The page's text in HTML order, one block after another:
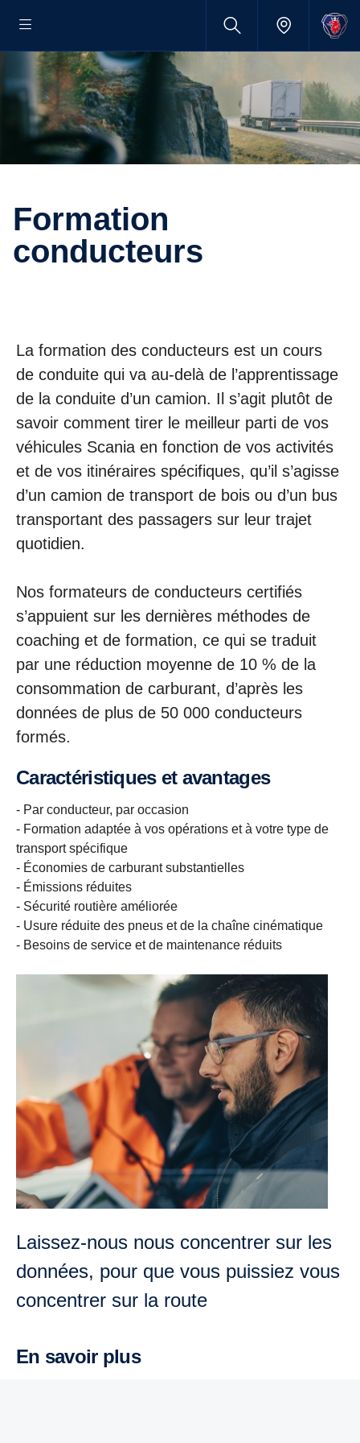
Formation
conducteurs
La formation des conducteurs est un cours
de conduite qui va au-delà de l’apprentissage
de la conduite d’un camion. Il s’agit plutôt de
savoir comment tirer le meilleur parti de vos
véhicules Scania en fonction de vos activités
et de vos itinéraires spécifiques, qu’il s’agisse
d’un camion de transport de bois ou d’un bus
transportant des passagers sur leur trajet
quotidien.
Nos formateurs de conducteurs certifiés
s’appuient sur les dernières méthodes de
coaching et de formation, ce qui se traduit
par une réduction moyenne de 10 % de la
consommation de carburant, d’après les
données de plus de 50 000 conducteurs
formés.
Caractéristiques et avantages
- Par conducteur, par occasion
- Formation adaptée à vos opérations et à votre type de
transport spécifique
- Économies de carburant substantielles
- Émissions réduites
- Sécurité routière améliorée
- Usure réduite des pneus et de la chaîne cinématique
- Besoins de service et de maintenance réduits
Laissez-nous nous concentrer sur les
données, pour que vous puissiez vous
concentrer sur la route
En savoir plus